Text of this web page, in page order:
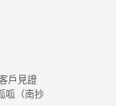
戶見證
呱（南抄